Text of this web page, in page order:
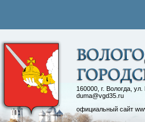
160000, г. Вологда,
duma@vgd35.ru
официальный сайт
Контакты
Депутатские